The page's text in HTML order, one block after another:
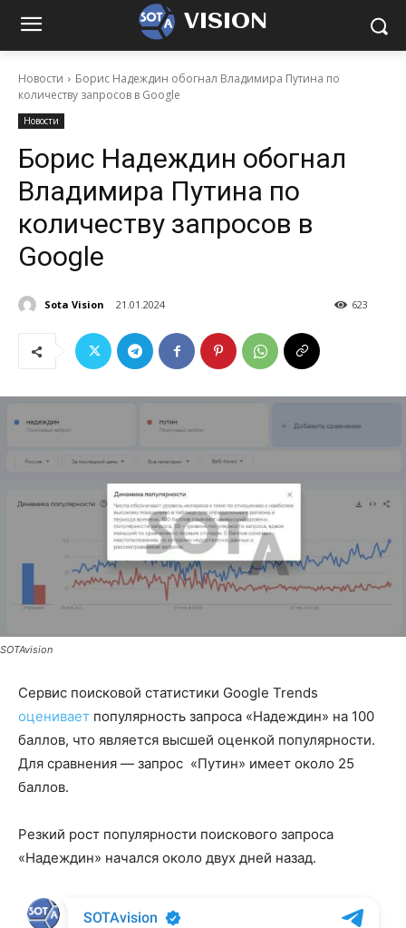
VISION
Новости
Борис Надеждин обогнал Владимира Путина по
количеству запросов в Google
Новости
Борис Надеждин обогнал
Владимира Путина по
количеству запросов в
Google
Sota Vision 21.01.2024 623
SOTAvision
Сервис поисковой статистики Google Trends
оценивает популярность запроса «Надеждин» на 100
баллов, что является высшей оценкой популярности.
Для сравнения — запрос «Путин» имеет около 25
баллов.
Резкий рост популярности поискового запроса
«Надеждин» начался около двух дней назад.